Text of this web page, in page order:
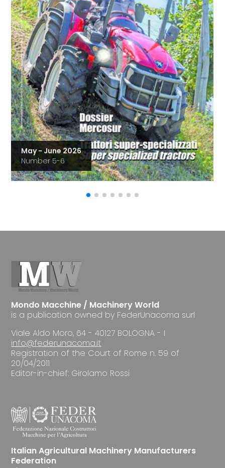
May - June 2026
Number 5-6
Mondo Macchine / Machinery World
is a publication owned by FederUnacoma surl
Viale Aldo Moro, 64 - 40127 BOLOGNA - I
info@federunacoma.it
Registration of the Court of Rome n. 59 of
20/04/2011
Editor-in-chief: Girolamo Rossi
Italian Agricultural Machinery Manufacturers
Federation